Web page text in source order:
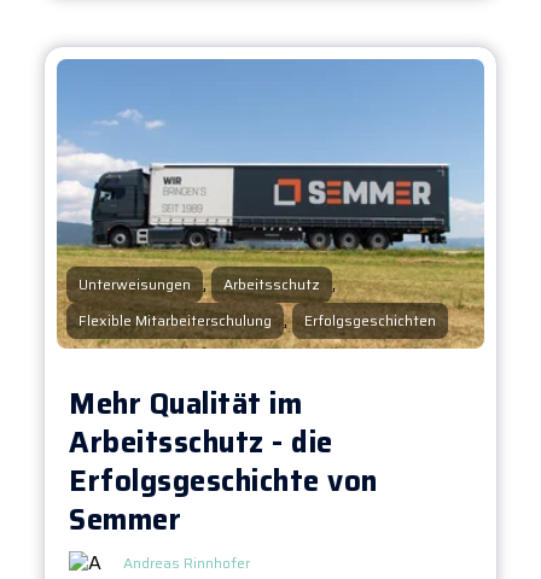
Unterweisungen , Arbeitsschutz ,
Flexible Mitarbeiterschulung , Erfolgsgeschichten
Mehr Qualität im
Arbeitsschutz - die
Erfolgsgeschichte von
Semmer
Andreas Rinnhofer